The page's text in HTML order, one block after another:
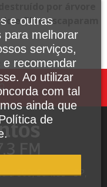
e filho escaparam
809, Santos - SP,
e outras
para melhorar
serviços,
e recomendar
Ao utilizar
com tal
ainda que
de